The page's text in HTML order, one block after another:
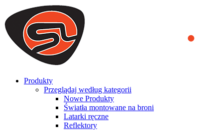
We use cookies to ensure that we provide you the best experience
on our website. By continuing to browse this website, you accept
that cookies are used to help us analyze how the website is used and
to offer you a better experience. To learn more or to find out how
you can disable cookies, you can access our
Produkty
Przeglądaj według kategorii
Nowe Produkty
Światła montowane na broni
Latarki ręczne
Reflektory